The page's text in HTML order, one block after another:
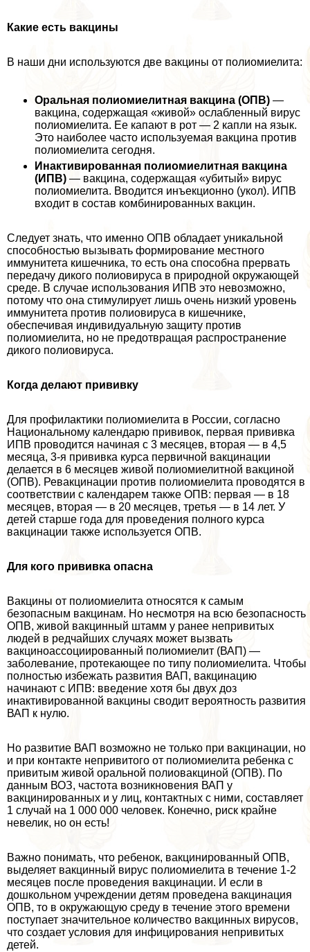
Какие есть вакцины
В наши дни используются две вакцины от полиомиелита:
Оральная полиомиелитная вакцина (ОПВ) —
вакцина, содержащая «живой» ослабленный вирус
полиомиелита. Ее капают в рот — 2 капли на язык.
Это наиболее часто используемая вакцина против
полиомиелита сегодня.
Инактивированная полиомиелитная вакцина
(ИПВ) — вакцина, содержащая «убитый» вирус
полиомиелита. Вводится инъекционно (укол). ИПВ
входит в состав комбинированных вакцин.
Следует знать, что именно ОПВ обладает уникальной
способностью вызывать формирование местного
иммунитета кишечника, то есть она способна прервать
передачу дикого полиовируса в природной окружающей
среде. В случае использования ИПВ это невозможно,
потому что она стимулирует лишь очень низкий уровень
иммунитета против полиовируса в кишечнике,
обеспечивая индивидуальную защиту против
полиомиелита, но не предотвращая распространение
дикого полиовируса.
Когда делают прививку
Для профилактики полиомиелита в России, согласно
Национальному календарю прививок, первая прививка
ИПВ проводится начиная с 3 месяцев, вторая — в 4,5
месяца, 3-я прививка курса первичной вакцинации
делается в 6 месяцев живой полиомиелитной вакциной
(ОПВ). Ревакцинации против полиомиелита проводятся в
соответствии с календарем также ОПВ: первая — в 18
месяцев, вторая — в 20 месяцев, третья — в 14 лет. У
детей старше года для проведения полного курса
вакцинации также используется ОПВ.
Для кого прививка опасна
Вакцины от полиомиелита относятся к самым
безопасным вакцинам. Но несмотря на всю безопасность
ОПВ, живой вакцинный штамм у ранее непривитых
людей в редчайших случаях может вызвать
вакциноассоциированный полиомиелит (ВАП) —
заболевание, протекающее по типу полиомиелита. Чтобы
полностью избежать развития ВАП, вакцинацию
начинают с ИПВ: введение хотя бы двух доз
инактивированной вакцины сводит вероятность развития
ВАП к нулю.
Но развитие ВАП возможно не только при вакцинации, но
и при контакте непривитого от полиомиелита ребенка с
привитым живой opaльной полиовакциной (ОПВ). По
данным ВОЗ, частота возникновения ВАП у
вакцинированных и у лиц, контактных с ними, составляет
1 случай на 1 000 000 человек. Конечно, риск крайне
невелик, но он есть!
Важно понимать, что ребенок, вакцинированный ОПВ,
выделяет вакцинный вирус полиомиелита в течение 1-2
месяцев после проведения вакцинации. И если в
дошкольном учреждении детям проведена вакцинация
ОПВ, то в окружающую среду в течение этого времени
поступает значительное количество вакцинных вирусов,
что создает условия для инфицирования непривитых
детей.